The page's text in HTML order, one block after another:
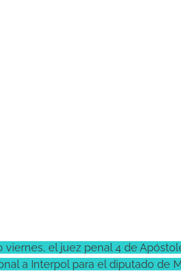
viernes, el juez penal 4 de
a Interpol para el diputado de